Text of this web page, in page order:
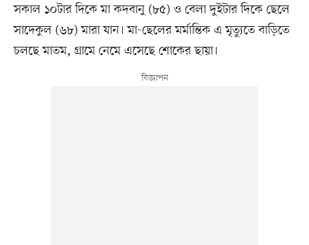
সকাল ১০টার দিকে মা কদবানু (৮৫) ও বেলা দুইটার দিকে ছেলে
সাদেকুল (৬৮) মারা যান। মা-ছেলের মর্মান্তিক এ মৃত্যুতে বাড়িতে
চলছে মাতম, গ্রামে নেমে এসেছে শোকের ছায়া।